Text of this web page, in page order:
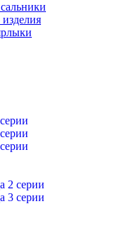
2 серии
3 серии